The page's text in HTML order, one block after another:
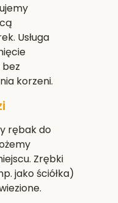
Usługa
bez
korzeni.
rębak do
Zrębki
jako ściółka)